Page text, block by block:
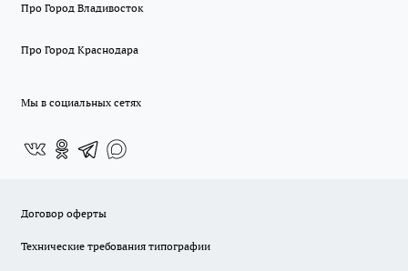
Про Город Владивосток
Про Город Краснодара
Мы в социальных сетях
Договор оферты
Технические требования типографии